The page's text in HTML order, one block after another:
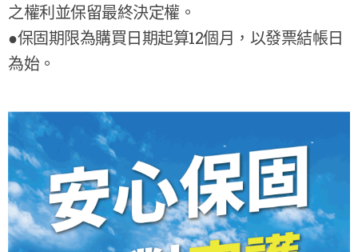
之權利並保留最終決定權。
●保固期限為購買日期起算12個月，以發票結帳日
為始。